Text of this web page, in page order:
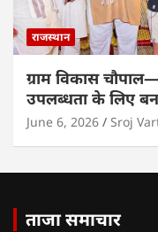
राजस्थान
ग्राम विकास
उपलब्धता के लिए
June 6, 2026 Sroj
ताजा समाचार